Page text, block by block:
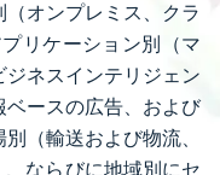
（オンプレミス、クラ
リケーション別（マ
ネスインテリジェン
ースの広告、および
（輸送および物流、
ならびに地域別にセ